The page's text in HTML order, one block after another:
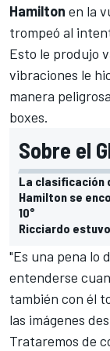
Hamilton en la
trompeó al
Esto le produjo
vibraciones le
manera
boxes.
Sobre el
La clasificación
Hamilton se
10°
Ricciardo
"Es una pena lo
entenderse
también con él
las imágenes
Trataremos de